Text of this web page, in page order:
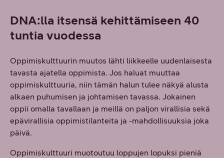
DNA:lla itsensä kehittämiseen 40
tuntia vuodessa
Oppimiskulttuurin muutos lähti liikkeelle uudenlaisesta
tavasta ajatella oppimista. Jos haluat muuttaa
oppimiskulttuuria, niin tämän halun tulee näkyä alusta
alkaen puhumisen ja johtamisen tavassa. Jokainen
oppii omalla tavallaan ja meillä on paljon virallisia sekä
epävirallisia oppimistilanteita ja -mahdollisuuksia joka
päivä.
Oppimiskulttuuri muotoutuu loppujen lopuksi pieniä